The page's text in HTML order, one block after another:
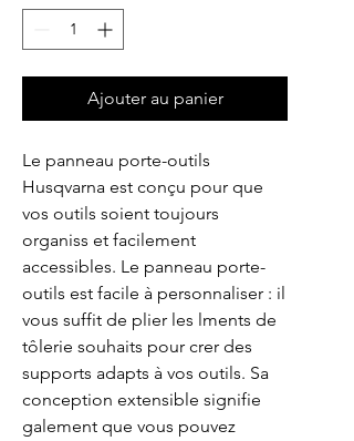
Ajouter au panier
Le panneau porte-outils
Husqvarna est conçu pour que
vos outils soient toujours
organiss et facilement
accessibles. Le panneau porte-
outils est facile à personnaliser : il
vous suffit de plier les lments de
tôlerie souhaits pour crer des
supports adapts à vos outils. Sa
conception extensible signifie
galement que vous pouvez